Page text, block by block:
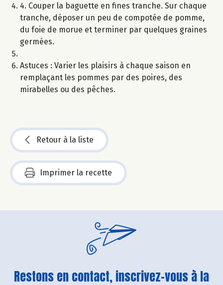
4. Couper la baguette en fines tranche. Sur chaque
tranche, déposer un peu de compotée de pomme,
du foie de morue et terminer par quelques graines
germées.
Astuces : Varier les plaisirs à chaque saison en
remplaçant les pommes par des poires, des
mirabelles ou des pêches.
Retour à la liste
Imprimer la recette
Restons en contact, inscrivez-vous à la